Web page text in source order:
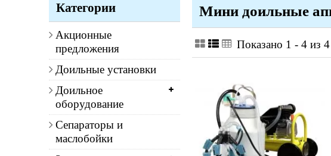
Мини доильные
Показано 1 - 4 из
Категории
Акционные
предложения
Доильные установки
Доильное
оборудование
Сепараторы и
маслобойки